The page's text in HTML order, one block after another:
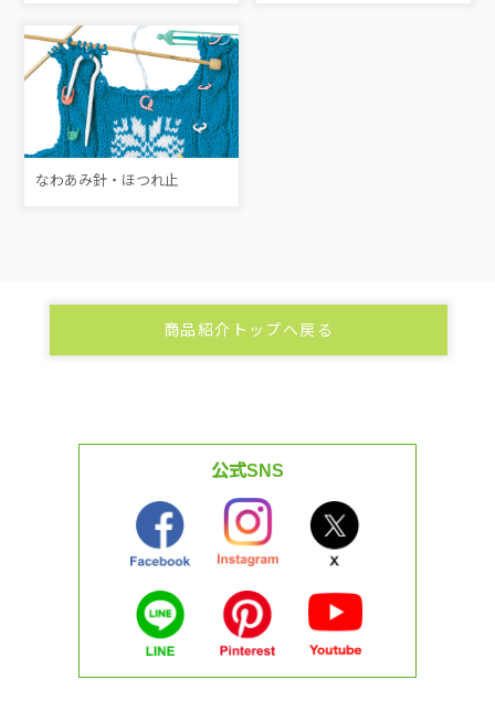
なわあみ針・ほつれ止
商品紹介トップへ戻る
公式SNS